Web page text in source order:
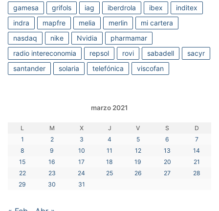
gamesa
grifols iag iberdrola ibex
inditex
indra
mapfre melia merlin
mi cartera
nasdaq
nike Nvidia
pharmamar
radio intereconomia
repsol rovi sabadell
sacyr
santander
solaria telefónica viscofan
marzo 2021
L M X J V S
D
1
2 3 4 5 6
7
8
9 10 11 12 13
14
15
16 17 18 19 20
21
22
23 24 25 26 27
28
29
30 31